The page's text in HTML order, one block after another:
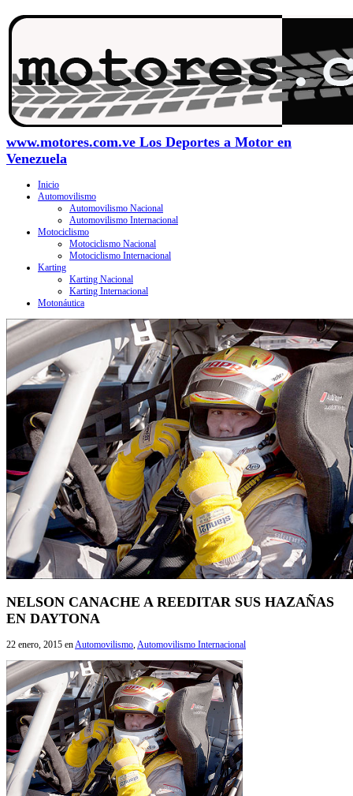
www.motores.com.ve Los Deportes a Motor en
Venezuela
Inicio
Automovilismo
Automovilismo Nacional
Automovilismo Internacional
Motociclismo
Motociclismo Nacional
Motociclismo Internacional
Karting
Karting Nacional
Karting Internacional
Motonáutica
NELSON CANACHE A REEDITAR SUS HAZAÑAS
EN DAYTONA
22 enero, 2015 en Automovilismo Automovilismo Internacional